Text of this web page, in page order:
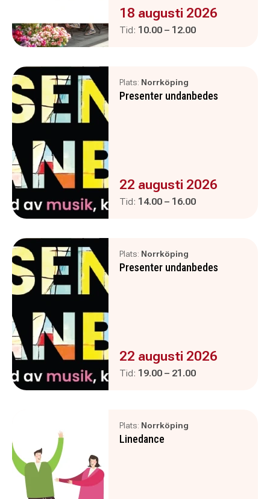
Evenemanget är :
18 augusti 2026
Tid: Pågår mellan
10.00 – och
12.00
Plats: Norrköping
Presenter undanbedes
Evenemanget är :
22 augusti 2026
Tid: Pågår mellan
14.00 – och
16.00
Plats: Norrköping
Presenter undanbedes
Evenemanget är :
22 augusti 2026
Tid: Pågår mellan
19.00 – och
21.00
Plats: Norrköping
Linedance